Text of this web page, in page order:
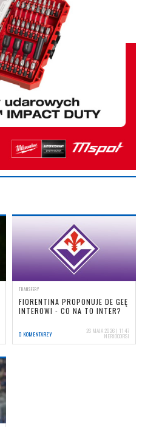
TRANSFERY
FIORENTINA PROPONUJE DE GEĘ
INTEROWI - CO NA TO INTER?
0 KOMENTARZY 26 MAJA 2026 | 11:47
NERIOCORSI